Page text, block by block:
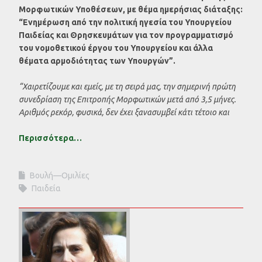
Μορφωτικών Υποθέσεων, με θέμα ημερήσιας διάταξης:
“Ενημέρωση από την πολιτική ηγεσία του Υπουργείου
Παιδείας και Θρησκευμάτων για τον προγραμματισμό
του νομοθετικού έργου του Υπουργείου και άλλα
θέματα αρμοδιότητας των Υπουργών”.
“Χαιρετίζουμε και εμείς, με τη σειρά μας, την σημερινή πρώτη
συνεδρίαση της Επιτροπής Μορφωτικών μετά από 3,5 μήνες.
Αριθμός ρεκόρ, φυσικά, δεν έχει ξανασυμβεί κάτι τέτοιο και
Περισσότερα…
Βουλή—Ομιλίες
Παιδεία